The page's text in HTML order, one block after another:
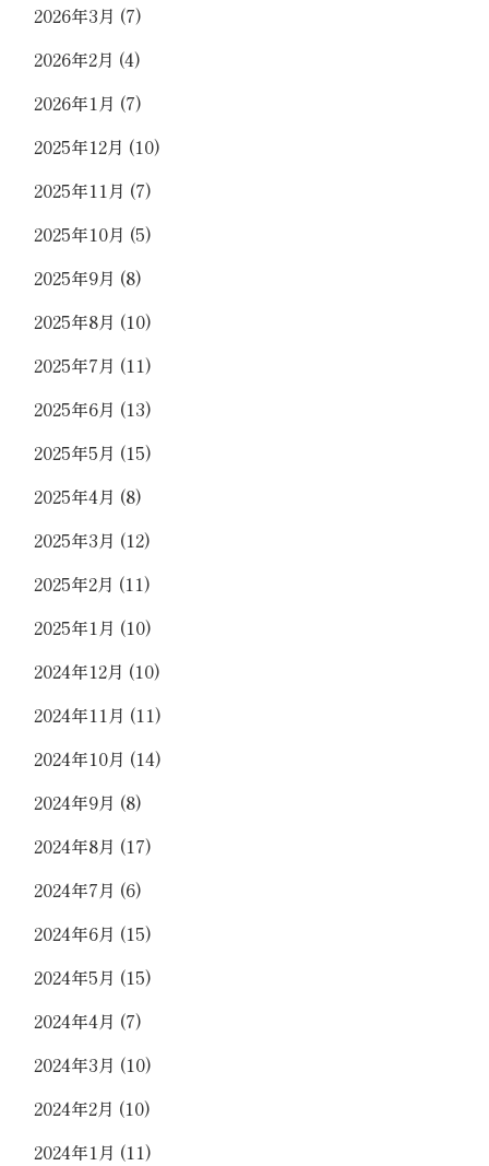
2026年3月 (7)
2026年2月 (4)
2026年1月 (7)
2025年12月 (10)
2025年11月 (7)
2025年10月 (5)
2025年9月 (8)
2025年8月 (10)
2025年7月 (11)
2025年6月 (13)
2025年5月 (15)
2025年4月 (8)
2025年3月 (12)
2025年2月 (11)
2025年1月 (10)
2024年12月 (10)
2024年11月 (11)
2024年10月 (14)
2024年9月 (8)
2024年8月 (17)
2024年7月 (6)
2024年6月 (15)
2024年5月 (15)
2024年4月 (7)
2024年3月 (10)
2024年2月 (10)
2024年1月 (11)